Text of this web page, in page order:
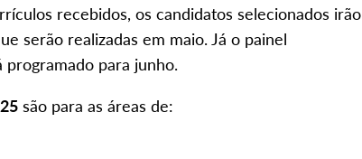
recebidos, os candidatos selecionados irão
serão realizadas em maio. Já o painel
para junho.
são para as áreas de: